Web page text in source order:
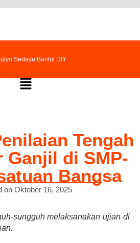
Sedayu Bantul DIY
Tengah
Ganjil di SMP-
Bangsa
on Oktober 16, 2025
sungguh melaksanakan ujian di